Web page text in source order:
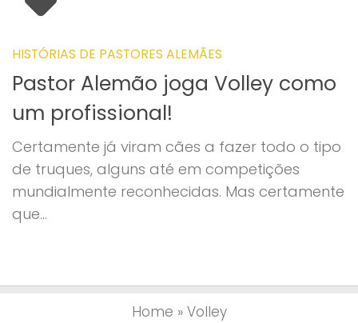
HISTÓRIAS DE PASTORES ALEMÃES
Pastor Alemão joga Volley como
um profissional!
Certamente já viram cães a fazer todo o tipo
de truques, alguns até em competições
mundialmente reconhecidas. Mas certamente
que...
Home » Volley